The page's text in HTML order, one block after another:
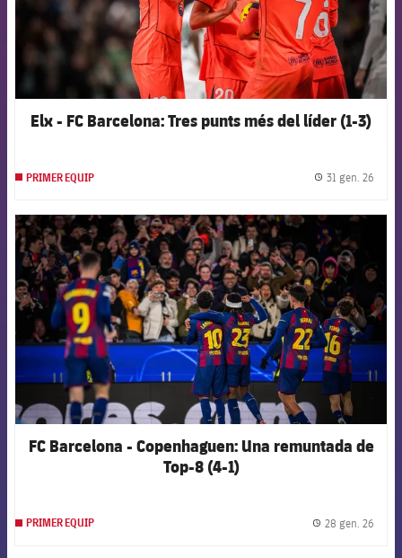
Elx - FC Barcelona: Tres punts més del líder (1-3)
PRIMER EQUIP 31 gen. 26
FCB Barcelona badge
FC Barcelona - Copenhaguen: Una remuntada de
Top-8 (4-1)
PRIMER EQUIP 28 gen. 26